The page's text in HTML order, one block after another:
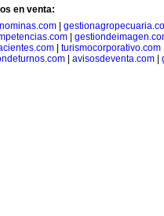
en venta:
|
|
| turismocorporativo.com
| avisosdeventa.com|